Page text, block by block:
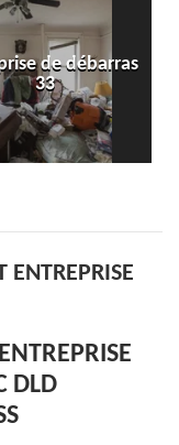
Débarras
33
ENTREPRISE
DLD